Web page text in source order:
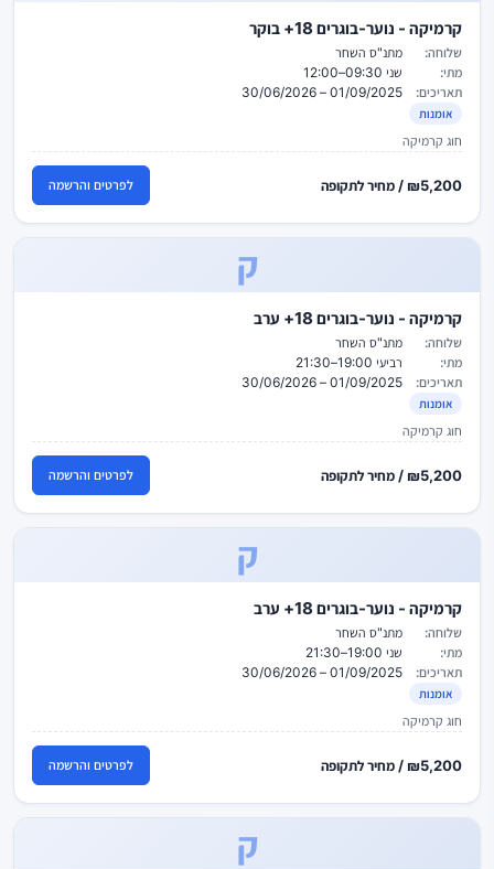
קרמיקה - נוער-בוגרים 18+ בוקר
שלוחה:
מתנ"ס השחר
מתי:
שני 09:30–12:00
תאריכים:
01/09/2025 – 30/06/2026
אומנות
חוג קרמיקה
₪5,200 / מחיר לתקופה לפרטים והרשמה
ק
קרמיקה - נוער-בוגרים 18+ ערב
שלוחה:
מתנ"ס השחר
מתי:
רביעי 19:00–21:30
תאריכים:
01/09/2025 – 30/06/2026
אומנות
חוג קרמיקה
₪5,200 / מחיר לתקופה לפרטים והרשמה
ק
קרמיקה - נוער-בוגרים 18+ ערב
שלוחה:
מתנ"ס השחר
מתי:
שני 19:00–21:30
תאריכים:
01/09/2025 – 30/06/2026
אומנות
חוג קרמיקה
₪5,200 / מחיר לתקופה לפרטים והרשמה
ק